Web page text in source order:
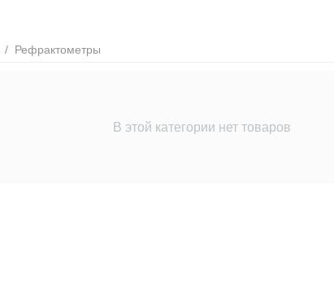
/ Рефрактометры
В этой категории нет товаров